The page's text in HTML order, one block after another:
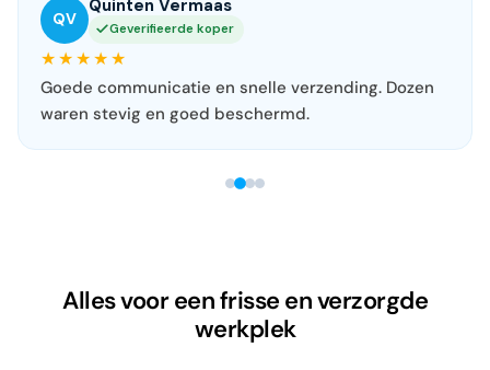
QV
Quinten Vermaas
Geverifieerde koper
★★★★★
Goede communicatie en snelle verzending. Dozen
waren stevig en goed beschermd.
Alles voor een frisse en verzorgde
werkplek